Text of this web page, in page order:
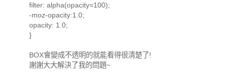
filter: alpha(opacity=100);
-moz-opacity:1.0;
opacity: 1.0;
}
BOX會變成不透明的就能看得很清楚了!
謝謝大大解決了我的問題~